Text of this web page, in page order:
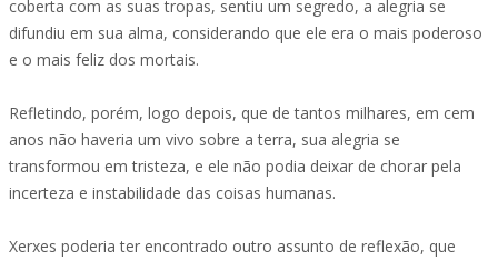
coberta com as suas tropas, sentiu um segredo, a alegria se
difundiu em sua alma, considerando que ele era o mais poderoso
e o mais feliz dos mortais.
Refletindo, porém, logo depois, que de tantos milhares, em cem
anos não haveria um vivo sobre a terra, sua alegria se
transformou em tristeza, e ele não podia deixar de chorar pela
incerteza e instabilidade das coisas humanas.
Xerxes poderia ter encontrado outro assunto de reflexão, que